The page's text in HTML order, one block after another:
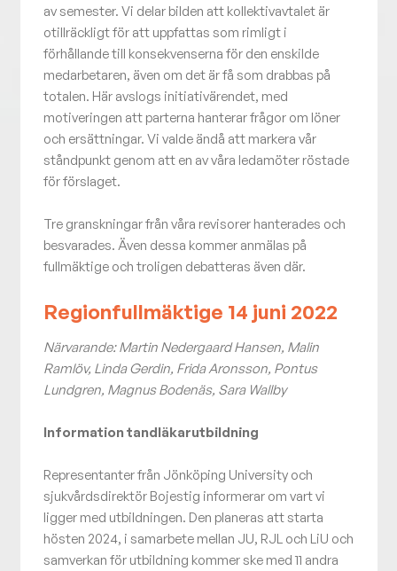
av semester. Vi delar bilden att kollektivavtalet är
otillräckligt för att uppfattas som rimligt i
förhållande till konsekvenserna för den enskilde
medarbetaren, även om det är få som drabbas på
totalen. Här avslogs initiativärendet, med
motiveringen att parterna hanterar frågor om löner
och ersättningar. Vi valde ändå att markera vår
ståndpunkt genom att en av våra ledamöter röstade
för förslaget.
Tre granskningar från våra revisorer hanterades och
besvarades. Även dessa kommer anmälas på
fullmäktige och troligen debatteras även där.
Regionfullmäktige 14 juni 2022
Närvarande: Martin Nedergaard Hansen, Malin
Ramlöv, Linda Gerdin, Frida Aronsson, Pontus
Lundgren, Magnus Bodenäs, Sara Wallby
Information tandläkarutbildning
Representanter från Jönköping University och
sjukvårdsdirektör Bojestig informerar om vart vi
ligger med utbildningen. Den planeras att starta
hösten 2024, i samarbete mellan JU, RJL och LiU och
samverkan för utbildning kommer ske med 11 andra